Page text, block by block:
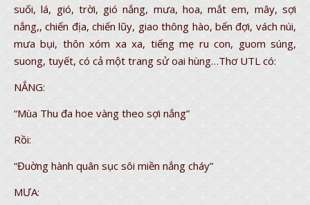
suối, lá, gió, trời, gió nắng, mưa, hoa, mắt em, mây, sợi
nắng,, chiến địa, chiến lũy, giao thông hào, bến đợi, vách núi,
mưa bụi, thôn xóm xa xa, tiếng mẹ ru con, guom súng,
suong, tuyết, có cả một trang sử oai hùng…Thơ UTL có:
NẮNG:
“Mùa Thu đa hoe vàng theo sợi nắng”
Rồi:
“Đuờng hành quân sục sôi miền nắng cháy”
MƯA: